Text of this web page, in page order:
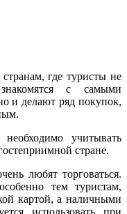
странам, где туристы не
с самыми
и делают ряд покупок,
учитывать
стране.
любят торговаться.
тем туристам,
картой, а наличными
использовать при